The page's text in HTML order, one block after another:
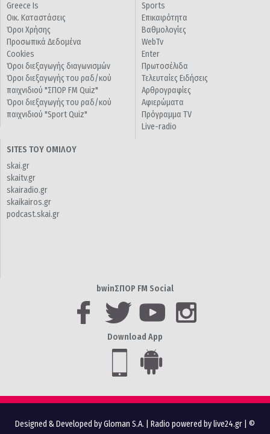
Greece Is
Οικ. Καταστάσεις
Όροι Χρήσης
Προσωπικά Δεδομένα
Cookies
Όροι διεξαγωγής διαγωνισμών
Όροι διεξαγωγής του ραδ/κού
παιχνιδιού "ΣΠΟΡ FM Quiz"
Όροι διεξαγωγής του ραδ/κού
παιχνιδιού "Sport Quiz"
Sports
Επικαιρότητα
Βαθμολογίες
WebTv
Enter
Πρωτοσέλιδα
Τελευταίες Ειδήσεις
Αρθρογραφίες
Αφιερώματα
Πρόγραμμα TV
Live-radio
SITES ΤΟΥ ΟΜΙΛΟΥ
skai.gr
skaitv.gr
skairadio.gr
skaikairos.gr
podcast.skai.gr
bwinΣΠΟΡ FM Social
Download App
Designed & Developed by Gloman S.A. Radio powered by live24.gr | ©